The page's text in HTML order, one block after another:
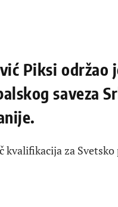
Piksi održao
saveza
za